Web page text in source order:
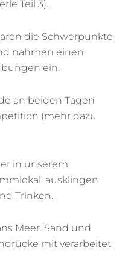
Teil 3).
die Schwerpunkte
nahmen einen
ein.
an beiden Tagen
(mehr dazu
in unserem
ausklingen
Trinken.
Meer. Sand und
mit verarbeitet